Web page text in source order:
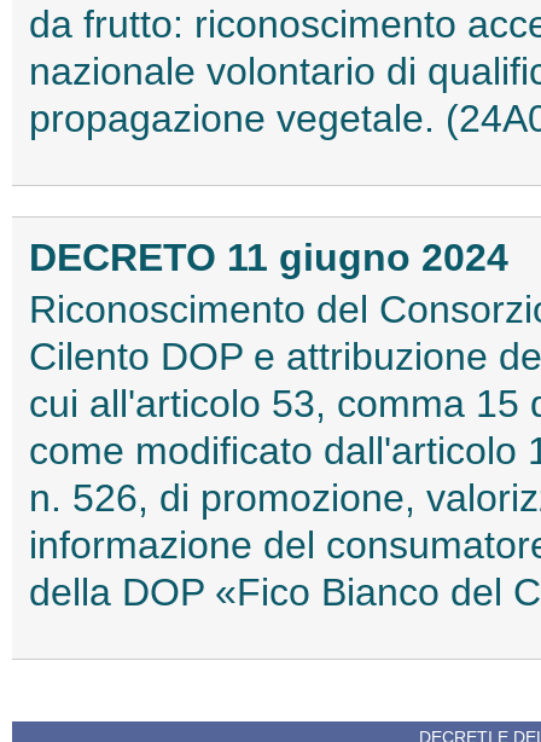
da frutto: riconoscimento
nazionale volontario di
propagazione vegetale.
DECRETO 11 giugno 2024
Riconoscimento del
Cilento DOP e attribuzione
cui all'articolo 53, comma 15
come modificato dall'articolo
n. 526, di promozione,
informazione del
della DOP «Fico Bianco del
DECRETI E